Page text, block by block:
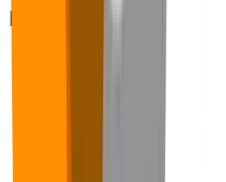
Redes Sociais